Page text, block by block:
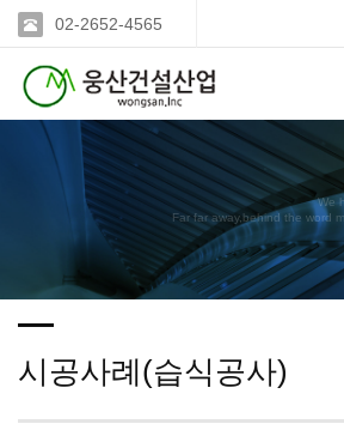
02-2652-4565
We
Far far away,behind the word
시공사례(습식공사)